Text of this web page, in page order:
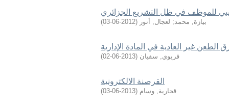
للموظف في ظل التشريع الجزائري
بيازة, محمد; لعجال, أنور (
2012-06-03
)
الطعن غير العادية في المادة الإدارية
فريوي, سفيان (
2013-06-02
)
القرصنة الالكترونية
قحارية, وسام (
2013-06-03
)